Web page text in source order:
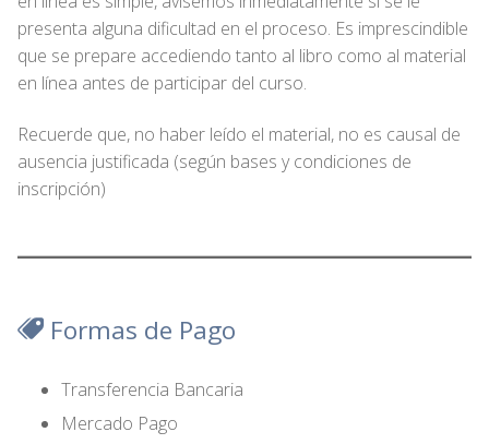
presenta alguna dificultad en el proceso. Es imprescindible
que se prepare accediendo tanto al libro como al material
en línea antes de participar del curso.
Recuerde que, no haber leído el material, no es causal de
ausencia justificada (según bases y condiciones de
inscripción)
Formas de Pago
Transferencia Bancaria
Mercado Pago